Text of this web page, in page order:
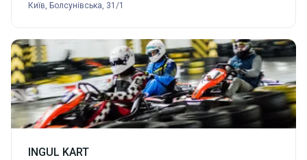
Київ, Болсунівська, 31/1
INGUL KART